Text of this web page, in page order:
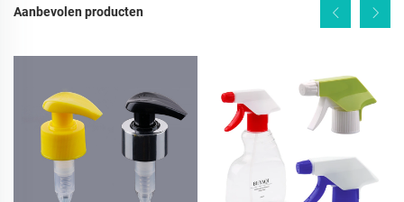
Aanbevolen producten